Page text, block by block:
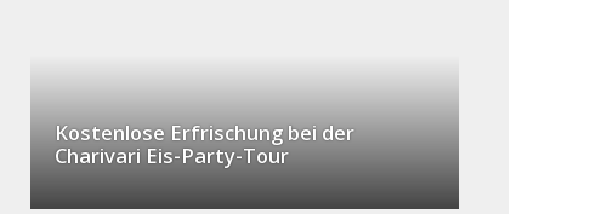
Kostenlose Erfrischung bei der
Charivari Eis-Party-Tour